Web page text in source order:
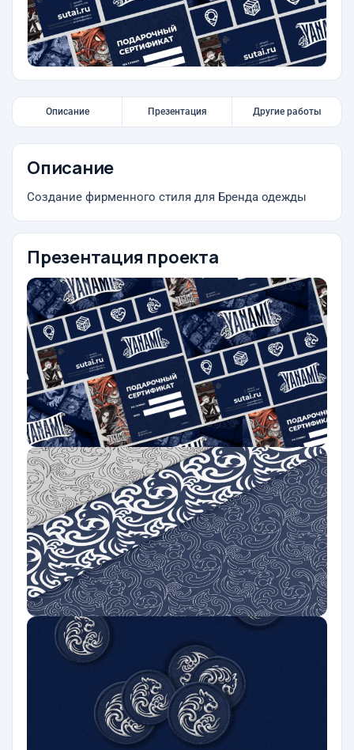
Описание Презентация Другие работы
Описание
Создание фирменного стиля для Бренда одежды
Презентация проекта